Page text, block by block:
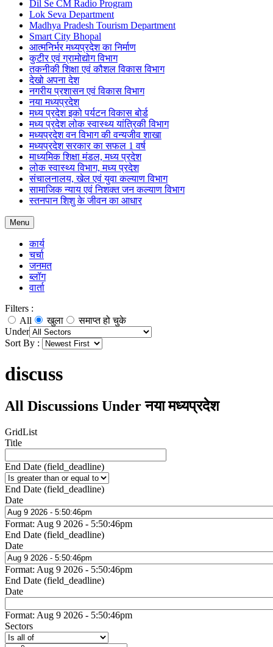
Dil Se CM Radio Program
Lok Seva Department
Madhya Pradesh Tourism Department
Smart City Bhopal
आत्मनिर्भर मध्यप्रदेश का निर्माण
कुटीर एवं ग्रामोद्योग विभाग
तकनीकी शिक्षा एवं कौशल विकास विभाग
देखो अपना देश
नगरीय प्रशासन एवं विकास विभाग
नया मध्यप्रदेश
मध्य प्रदेश इको पर्यटन विकास बोर्ड
मध्य प्रदेश लोक स्वास्थ्य यांत्रिकी विभाग
मध्यप्रदेश वन विभाग की वन्यजीव शाखा
मध्यप्रदेश सरकार का सफल 1 वर्ष
माध्यमिक शिक्षा मंडल, मध्य प्रदेश
लोक स्वास्थ्य विभाग, मध्य प्रदेश
संचालनालय, खेल एवं युवा कल्याण विभाग
सामाजिक न्याय एवं निशक्त जन कल्याण विभाग
स्तनपान शिशु के जीवन का आधार
Menu
कार्य
चर्चा
जनमत
ब्लॉग
वार्ता
Filters :
All
खुला
समाप्त हो चुके
Under
Sort By :
discuss
All Discussions Under नया मध्यप्रदेश
GridList
Title
End Date (field_deadline)
End Date (field_deadline)
Date
Format: Aug 9 2026 - 5:50:46pm
End Date (field_deadline)
Date
Format: Aug 9 2026 - 5:50:46pm
End Date (field_deadline)
Date
Format: Aug 9 2026 - 5:50:46pm
Sectors